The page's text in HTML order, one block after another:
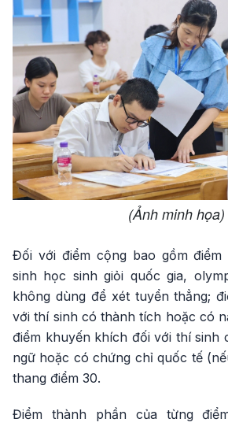
(Ảnh minh họa)
Đối với điểm cộng bao gồm
sinh học sinh giỏi quốc gia,
không dùng để xét tuyển thẳng;
với thí sinh có thành tích hoặc có
điểm khuyến khích đối với thí sinh
ngữ hoặc có chứng chỉ quốc tế
thang điểm 30.
Điểm thành phần của từng